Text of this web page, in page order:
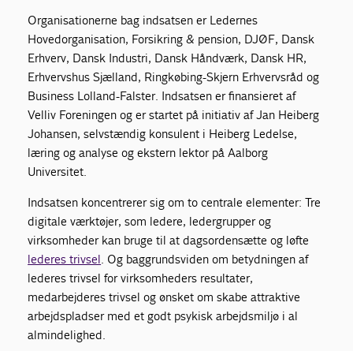
Organisationerne bag indsatsen er Ledernes
Hovedorganisation, Forsikring & pension, DJØF, Dansk
Erhverv, Dansk Industri, Dansk Håndværk, Dansk HR,
Erhvervshus Sjælland, Ringkøbing-Skjern Erhvervsråd og
Business Lolland-Falster. Indsatsen er finansieret af
Velliv Foreningen og er startet på initiativ af Jan Heiberg
Johansen, selvstændig konsulent i Heiberg Ledelse,
læring og analyse og ekstern lektor på Aalborg
Universitet.
Indsatsen koncentrerer sig om to centrale elementer: Tre
digitale værktøjer, som ledere, ledergrupper og
virksomheder kan bruge til at dagsordensætte og løfte
lederes trivsel . Og baggrundsviden om betydningen af
lederes trivsel for virksomheders resultater,
medarbejderes trivsel og ønsket om skabe attraktive
arbejdspladser med et godt psykisk arbejdsmiljø i al
almindelighed.